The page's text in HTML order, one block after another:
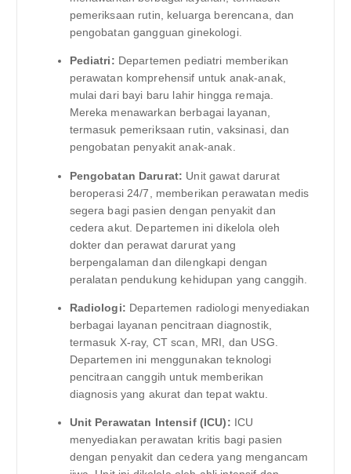
pemeriksaan rutin, keluarga berencana, dan
pengobatan gangguan ginekologi.
Pediatri: Departemen pediatri memberikan
perawatan komprehensif untuk anak-anak,
mulai dari bayi baru lahir hingga remaja.
Mereka menawarkan berbagai layanan,
termasuk pemeriksaan rutin, vaksinasi, dan
pengobatan penyakit anak-anak.
Pengobatan Darurat: Unit gawat darurat
beroperasi 24/7, memberikan perawatan medis
segera bagi pasien dengan penyakit dan
cedera akut. Departemen ini dikelola oleh
dokter dan perawat darurat yang
berpengalaman dan dilengkapi dengan
peralatan pendukung kehidupan yang canggih.
Radiologi: Departemen radiologi menyediakan
berbagai layanan pencitraan diagnostik,
termasuk X-ray, CT scan, MRI, dan USG.
Departemen ini menggunakan teknologi
pencitraan canggih untuk memberikan
diagnosis yang akurat dan tepat waktu.
Unit Perawatan Intensif (ICU): ICU
menyediakan perawatan kritis bagi pasien
dengan penyakit dan cedera yang mengancam